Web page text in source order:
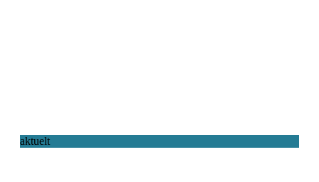
aktuelt